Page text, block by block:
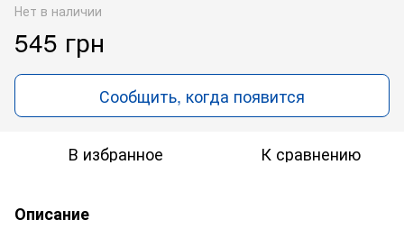
Нет в наличии
545 грн
Сообщить, когда появится
В избранное К сравнению
Описание